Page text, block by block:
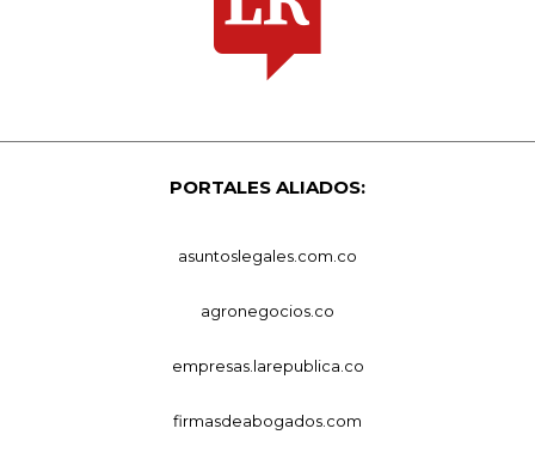
PORTALES ALIADOS:
asuntoslegales.com.co
agronegocios.co
empresas.larepublica.co
firmasdeabogados.com